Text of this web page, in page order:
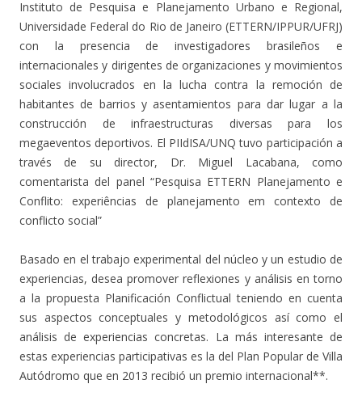
Instituto de Pesquisa e Planejamento Urbano e Regional,
Universidade Federal do Rio de Janeiro (ETTERN/IPPUR/UFRJ)
con la presencia de investigadores brasileños e
internacionales y dirigentes de organizaciones y movimientos
sociales involucrados en la lucha contra la remoción de
habitantes de barrios y asentamientos para dar lugar a la
construcción de infraestructuras diversas para los
megaeventos deportivos. El PIIdISA/UNQ tuvo participación a
través de su director, Dr. Miguel Lacabana, como
comentarista del panel “Pesquisa ETTERN Planejamento e
Conflito: experiências de planejamento em contexto de
conflicto social”
Basado en el trabajo experimental del núcleo y un estudio de
experiencias, desea promover reflexiones y análisis en torno
a la propuesta Planificación Conflictual teniendo en cuenta
sus aspectos conceptuales y metodológicos así como el
análisis de experiencias concretas. La más interesante de
estas experiencias participativas es la del Plan Popular de Villa
Autódromo que en 2013 recibió un premio internacional**.